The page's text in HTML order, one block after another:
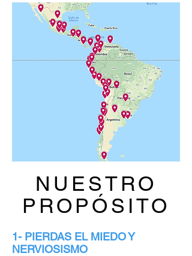
NUESTRO
PROPÓSITO
1- PIERDAS EL MIEDO Y
NERVIOSISMO